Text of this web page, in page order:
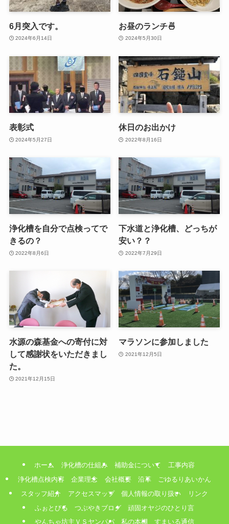
6月突入です。
2024年6月14日
お昼のランチ🍜
2024年5月30日
表彰式
2024年5月27日
休日のお出かけ
2022年8月16日
浄化槽を自分で点検ってで
きるの？
2022年8月6日
下水道と浄化槽、どっちが
安い？？
2022年7月29日
水源の森基金への寄付に対
して感謝状をいただきまし
た。
2021年12月15日
マラソンに参加しました
2021年12月5日
ホーム 浄化槽の仕組み 補助金について
工事内容
浄化槽点検内容
企業理念 会社概要 沿革
ごゆるりあいかん
スタッフ紹介
アクセスマップ 個人情報の取り扱い
リンク
ふぉとびる
つぶやきブログ
頑固オヤジのひとり言
やんちゃ坊主ＶＳヤンパパ
私の本棚 すまいる通信